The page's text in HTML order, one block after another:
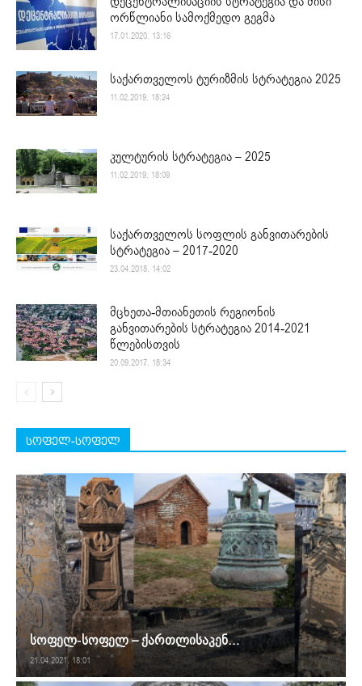
ორწლიანი სამოქმედო გეგმა
17.01.2020. 13:16
საქართველოს ტურიზმის სტრატეგია 2025
11.02.2019. 18:24
კულტურის სტრატეგია – 2025
11.02.2019. 18:09
საქართველოს სოფლის განვითარების
სტრატეგია – 2017-2020
23.04.2018. 14:02
მცხეთა-მთიანეთის რეგიონის
განვითარების სტრატეგია 2014-2021
წლებისთვის
20.09.2017. 18:34
სოფელ-სოფელ
სოფელ-სოფელ – ქართლისაკენ…
21.04.2021. 18:01